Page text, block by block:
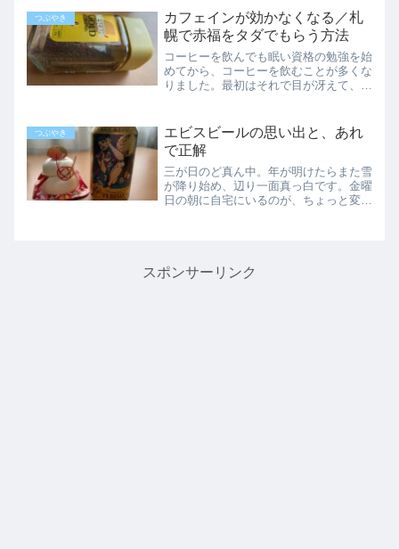
いエコバッグを括り付け、目印にしてか
ら受付に向かいました。リハ...
つぶやき
カフェインが効かなくなる／札
幌で赤福をタダでもらう方法
コーヒーを飲んでも眠い資格の勉強を始
めてから、コーヒーを飲むことが多くな
りました。最初はそれで目が冴えて、眠
考えて、たま～にドリップ式のも買って
くるのですが、大差ありま...
つぶやき
エビスビールの思い出と、あれ
で正解
三が日のど真ん中。年が明けたらまた雪
が降り始め、辺り一面真っ白です。金曜
日の朝に自宅にいるのが、ちょっと変な
スポンサーリンク